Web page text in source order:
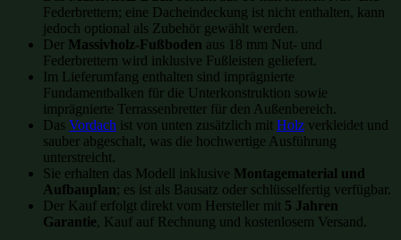
Federbrettern; eine Dacheindeckung ist nicht enthalten, kann
jedoch optional als Zubehör gewählt werden.
Der Massivholz-Fußboden aus 18 mm Nut- und
Federbrettern wird inklusive Fußleisten geliefert.
Im Lieferumfang enthalten sind imprägnierte
Fundamentbalken für die Unterkonstruktion sowie
imprägnierte Terrassenbretter für den Außenbereich.
Das Vordach ist von unten zusätzlich mit Holz verkleidet und
sauber abgeschalt, was die hochwertige Ausführung
unterstreicht.
Sie erhalten das Modell inklusive Montagematerial und
Aufbauplan; es ist als Bausatz oder schlüsselfertig verfügbar.
Der Kauf erfolgt direkt vom Hersteller mit 5 Jahren
Garantie, Kauf auf Rechnung und kostenlosem Versand.